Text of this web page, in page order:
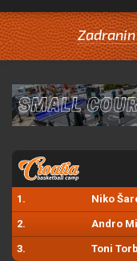
Zadranin
1. Niko
2. Andro
3. Toni